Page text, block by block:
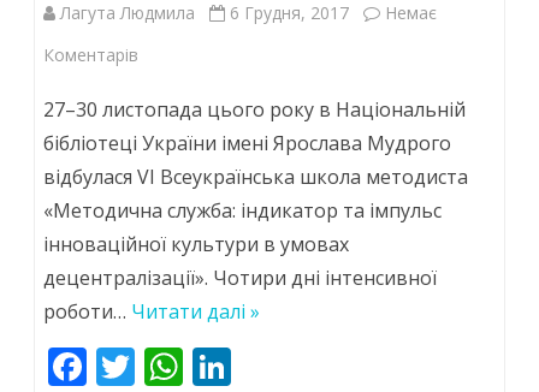
Лагута Людмила 6 Грудня, 2017
Немає
Коментарів
VI
Всеукраїнська
школа
27–30 листопада цього року в Національній
бібліотеці України імені Ярослава Мудрого
відбулася VI Всеукраїнська школа методиста
«Методична служба: індикатор та імпульс
інноваційної культури в умовах
децентралізації». Чотири дні інтенсивної
роботи… Читати далі »
F T W